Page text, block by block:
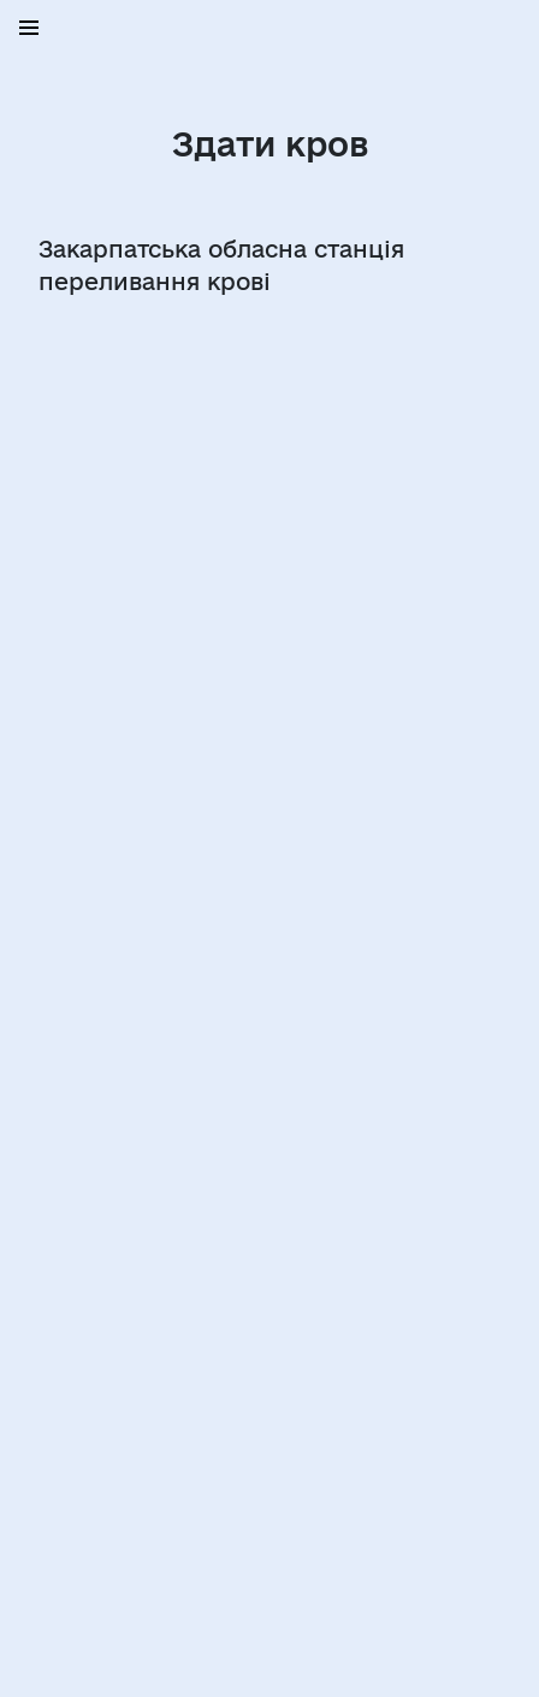
Здати кров
Закарпатська обласна станція
переливання крові